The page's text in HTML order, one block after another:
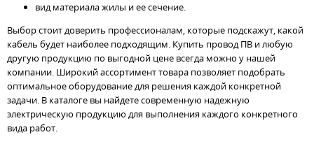
вид материала жилы и ее сечение.
Выбор стоит доверить профессионалам, которые подскажут, какой
кабель будет наиболее подходящим. Купить провод ПВ и любую
другую продукцию по выгодной цене всегда можно у нашей
компании. Широкий ассортимент товара позволяет подобрать
оптимальное оборудование для решения каждой конкретной
задачи. В каталоге вы найдете современную надежную
электрическую продукцию для выполнения каждого конкретного
вида работ.